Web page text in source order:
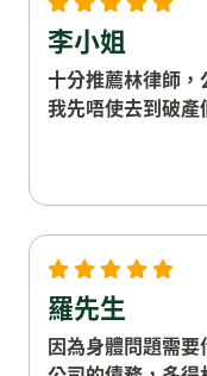
李小姐
十分推薦林律師，
我先唔使去到破產
羅先生
因為身體問題需